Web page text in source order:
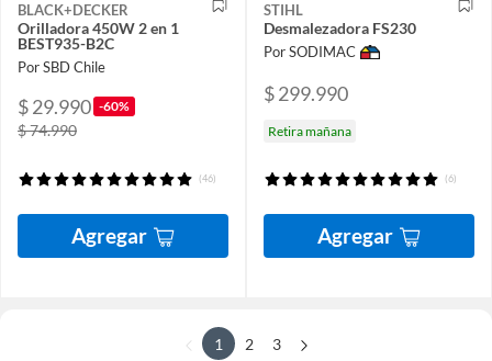
BLACK+DECKER
Orilladora 450W 2 en 1
BEST935-B2C
Por SBD Chile
$ 29.990 -60%
$ 74.990
(46)
Agregar
STIHL
Desmalezadora FS230
Por SODIMAC
$ 299.990
Retira mañana
(6)
Agregar
1 2 3